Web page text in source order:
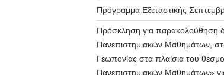
Πρόγραμμα Εξεταστικής
Πρόσκληση για παρακολούθηση
Πανεπιστημιακών Μαθημάτων,
Γεωπονίας στα πλαίσια του
Πανεπιστημιακών Μαθημάτων»